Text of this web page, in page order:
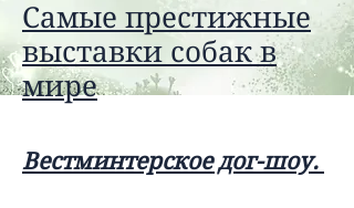
Самые престижные
выставки собак в
мире
Вестминтерское дог-шоу.